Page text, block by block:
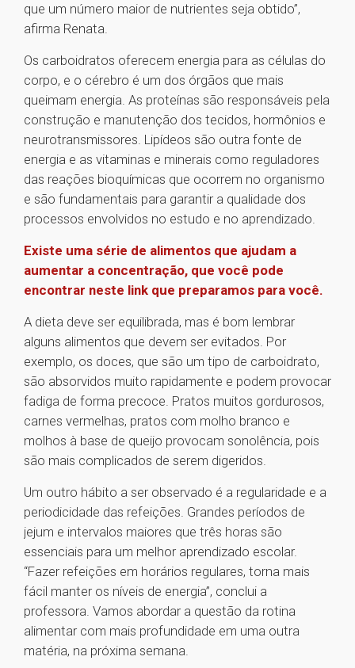
que um número maior de nutrientes seja obtido”,
afirma Renata.
Os carboidratos oferecem energia para as células do
corpo, e o cérebro é um dos órgãos que mais
queimam energia. As proteínas são responsáveis pela
construção e manutenção dos tecidos, hormônios e
neurotransmissores. Lipídeos são outra fonte de
energia e as vitaminas e minerais como reguladores
das reações bioquímicas que ocorrem no organismo
e são fundamentais para garantir a qualidade dos
processos envolvidos no estudo e no aprendizado.
Existe uma série de alimentos que ajudam a
aumentar a concentração, que você pode
encontrar neste link que preparamos para você.
A dieta deve ser equilibrada, mas é bom lembrar
alguns alimentos que devem ser evitados. Por
exemplo, os doces, que são um tipo de carboidrato,
são absorvidos muito rapidamente e podem provocar
fadiga de forma precoce. Pratos muitos gordurosos,
carnes vermelhas, pratos com molho branco e
molhos à base de queijo provocam sonolência, pois
são mais complicados de serem digeridos.
Um outro hábito a ser observado é a regularidade e a
periodicidade das refeições. Grandes períodos de
jejum e intervalos maiores que três horas são
essenciais para um melhor aprendizado escolar.
“Fazer refeições em horários regulares, torna mais
fácil manter os níveis de energia”, conclui a
professora. Vamos abordar a questão da rotina
alimentar com mais profundidade em uma outra
matéria, na próxima semana.